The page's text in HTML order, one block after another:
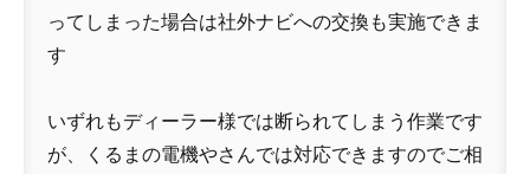
ってしまった場合は社外ナビへの交換も実施できま
す
いずれもディーラー様では断られてしまう作業です
が、くるまの電機やさんでは対応できますのでご相